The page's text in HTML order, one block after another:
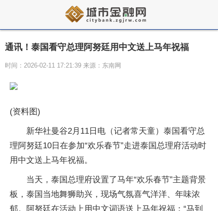
通讯！泰国看守总理阿努廷用中文送上马年祝福
时间：2026-02-11 17:21:39 来源：东南网
(资料图)
新华社曼谷2月11日电（记者常天童）泰国看守总
理阿努廷10日在参加“欢乐春节”走进泰国总理府活动时
用中文送上马年祝福。
当天，泰国总理府设置了马年“欢乐春节”主题背景
板，泰国当地舞狮助兴，现场气氛喜气洋洋、年味浓
郁。阿努廷在活动上用中文词语送上马年祝福：“马到